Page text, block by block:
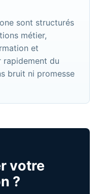
sont structurés
métier,
et
rapidement du
bruit ni promesse
votre
?